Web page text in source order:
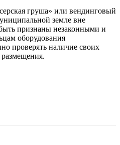
груша» или вендинговый
земле вне
признаны незаконными и
оборудования
проверять наличие своих
размещения.